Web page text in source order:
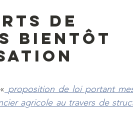
de
bientôt
proposition de loi portant
agricole au travers de